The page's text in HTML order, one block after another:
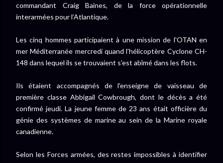
commandant Craig Baines, de la force opérationnelle
interarmées pour l’Atlantique.
Les cinq hommes participaient à une mission de l'OTAN en
mer Méditerranée mercredi quand l’hélicoptère Cyclone CH-
148 dans lequel ils se trouvaient s’est abîmé dans les flots.
Ils étaient accompagnés de l'enseigne de vaisseau de
première classe Abbigail Cowbrough, dont le décès a été
confirmé jeudi. La jeune femme de 23 ans était officière du
génie des systèmes de marine au sein de la Marine royale
canadienne.
Selon les Forces armées, des restes impossibles à identifier